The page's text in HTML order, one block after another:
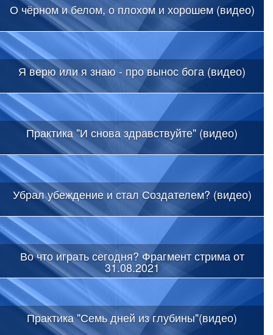
О чёрном и белом, о плохом и хорошем (видео)
Я верю или я знаю - про вынос бога (видео)
Практика "И снова здравствуйте" (видео)
Убрал убеждение и стал Создателем? (видео)
Во что играть сегодня? Фрагмент стрима от
31.08.2021
Практика "Семь дней из глубины"(видео)